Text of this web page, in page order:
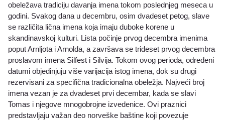
obeležava tradiciju davanja imena tokom poslednjeg meseca u
godini. Svakog dana u decembru, osim dvadeset petog, slave
se različita lična imena koja imaju duboke korene u
skandinavskoj kulturi. Lista počinje prvog decembra imenima
poput Arnljota i Arnolda, a završava se trideset prvog decembra
proslavom imena Silfest i Silvija. Tokom ovog perioda, određeni
datumi objedinjuju više varijacija istog imena, dok su drugi
rezervisani za specifična tradicionalna obeležja. Najveći broj
imena vezan je za dvadeset prvi decembar, kada se slavi
Tomas i njegove mnogobrojne izvedenice. Ovi praznici
predstavljaju važan deo norveške baštine koji povezuje